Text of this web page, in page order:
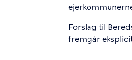
Forslag til
fremgår